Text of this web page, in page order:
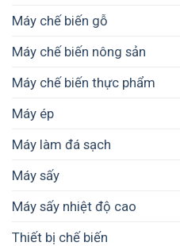
Máy chế biến gỗ
Máy chế biến nông sản
Máy chế biến thực phẩm
Máy ép
Máy làm đá sạch
Máy sấy
Máy sấy nhiệt độ cao
Thiết bị chế biến